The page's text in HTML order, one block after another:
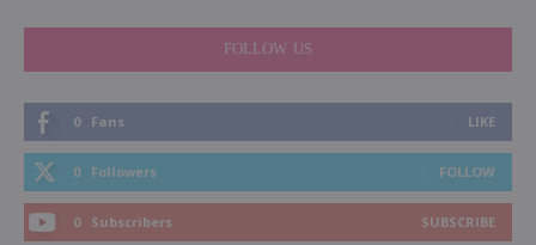
FOLLOW US
0 Fans LIKE
0 Followers FOLLOW
0 Subscribers SUBSCRIBE